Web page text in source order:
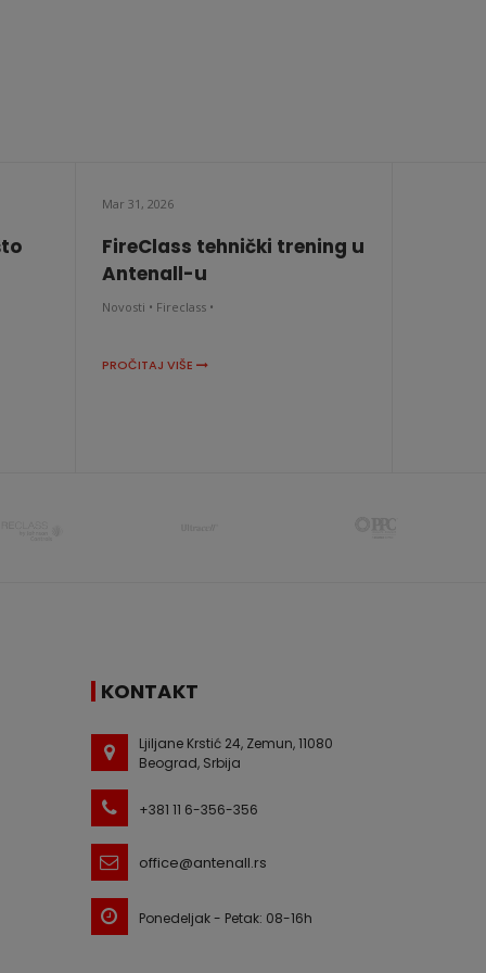
Mar 31, 2026
FireClass tehnički trening u
Antenall-u
Novosti • Fireclass •
PROČITAJ VIŠE
KONTAKT
Ljiljane Krstić 24, Zemun, 11080
Beograd, Srbija
+381 11 6-356-356
office@antenall.rs
Ponedeljak - Petak: 08-16h